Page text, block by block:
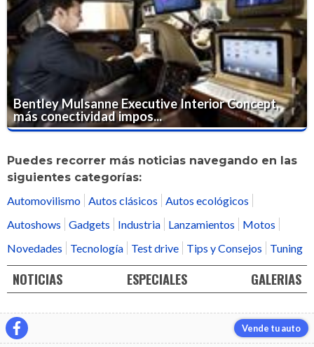
Bentley Mulsanne Executive Interior Concept,
más conectividad impos...
Puedes recorrer más noticias navegando en las
siguientes categorías:
Automovilismo
Autos clásicos
Autos ecológicos
Autoshows
Gadgets Industria Lanzamientos
Motos
Novedades
Tecnología Test drive Tips y Consejos Tuning
NOTICIAS ESPECIALES GALERIAS
Vende tu auto